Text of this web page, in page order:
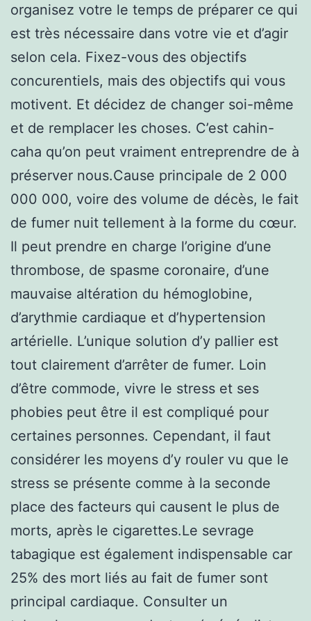
organisez votre le temps de préparer ce qui
est très nécessaire dans votre vie et d’agir
selon cela. Fixez-vous des objectifs
concurentiels, mais des objectifs qui vous
motivent. Et décidez de changer soi-même
et de remplacer les choses. C’est cahin-
caha qu’on peut vraiment entreprendre de à
préserver nous.Cause principale de 2 000
000 000, voire des volume de décès, le fait
de fumer nuit tellement à la forme du cœur.
Il peut prendre en charge l’origine d’une
thrombose, de spasme coronaire, d’une
mauvaise altération du hémoglobine,
d’arythmie cardiaque et d’hypertension
artérielle. L’unique solution d’y pallier est
tout clairement d’arrêter de fumer. Loin
d’être commode, vivre le stress et ses
phobies peut être il est compliqué pour
certaines personnes. Cependant, il faut
considérer les moyens d’y rouler vu que le
stress se présente comme à la seconde
place des facteurs qui causent le plus de
morts, après le cigarettes.Le sevrage
tabagique est également indispensable car
25% des mort liés au fait de fumer sont
principal cardiaque. Consulter un